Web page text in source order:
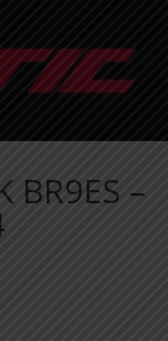
BR9ES –